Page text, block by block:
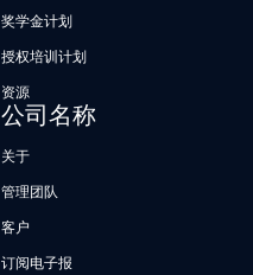
奖学金计划
授权培训计划
资源
公司名称
关于
管理团队
客户
订阅电子报